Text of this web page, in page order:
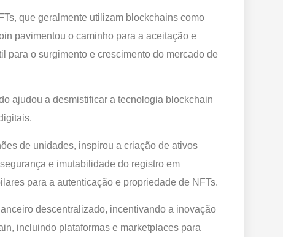
que geralmente utilizam blockchains como
pavimentou o caminho para a aceitação e
para o surgimento e crescimento do mercado de
ajudou a desmistificar a tecnologia blockchain
de unidades, inspirou a criação de ativos
e imutabilidade do registro em
para a autenticação e propriedade de NFTs.
descentralizado, incentivando a inovação
incluindo plataformas e marketplaces para